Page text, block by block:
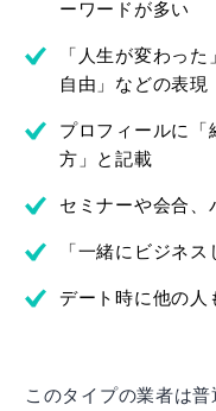
ーワードが多い
「人生が変わっ
自由」などの表現
プロフィールに「
方」と記載
セミナーや会合、
「一緒にビジネ
デート時に他の人
このタイプの業者は